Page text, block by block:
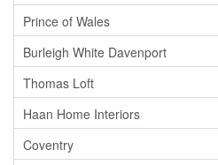
Prince of Wales
Burleigh White Davenport
Thomas Loft
Haan Home Interiors
Coventry